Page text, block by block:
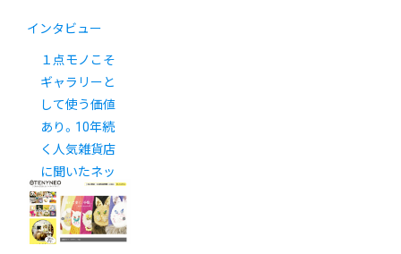
インタビュー
１点モノこそ
ギャラリーと
して使う価値
あり。10年続
く人気雑貨店
に聞いたネッ
トショップの
使い方